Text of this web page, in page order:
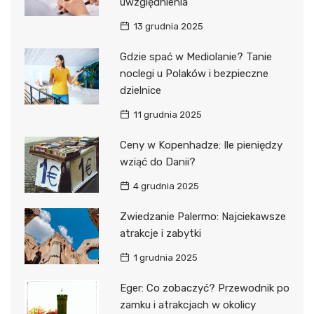
13 grudnia 2025
Gdzie spać w Mediolanie? Tanie
noclegi u Polaków i bezpieczne
dzielnice
11 grudnia 2025
Ceny w Kopenhadze: Ile pieniędzy
wziąć do Danii?
4 grudnia 2025
Zwiedzanie Palermo: Najciekawsze
atrakcje i zabytki
1 grudnia 2025
Eger: Co zobaczyć? Przewodnik po
zamku i atrakcjach w okolicy